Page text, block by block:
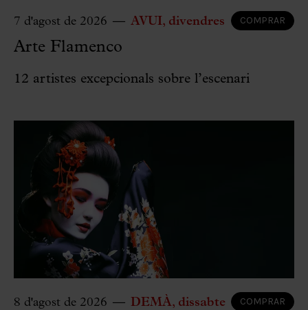
7 d'agost de 2026 AVUI divendres COMPRAR
Arte Flamenco
12 artistes excepcionals sobre l’escenari
8 d'agost de 2026 DEMÀ dissabte COMPRAR